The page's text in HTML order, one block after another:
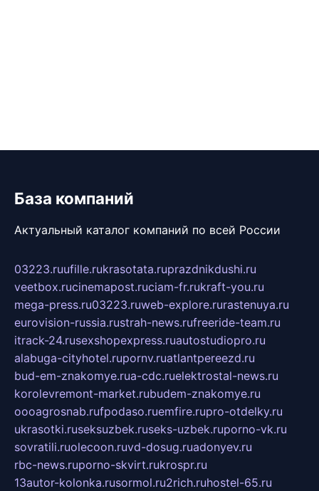
База компаний
Актуальный каталог компаний по всей России
03223.ruufille.rukrasotata.ruprazdnikdushi.ru
veetbox.rucinemapost.ruciam-fr.rukraft-you.ru
mega-press.ru03223.ruweb-explore.rurastenuya.ru
eurovision-russia.rustrah-news.rufreeride-team.ru
itrack-24.rusexshopexpress.ruautostudiopro.ru
alabuga-cityhotel.rupornv.ruatlantpereezd.ru
bud-em-znakomye.rua-cdc.ruelektrostal-news.ru
korolevremont-market.rubudem-znakomye.ru
oooagrosnab.rufpodaso.ruemfire.rupro-otdelky.ru
ukrasotki.ruseksuzbek.ruseks-uzbek.ruporno-vk.ru
sovratili.ruolecoon.ruvd-dosug.ruadonyev.ru
rbc-news.ruporno-skvirt.rukrospr.ru
13autor-kolonka.rusormol.ru2rich.ruhostel-65.ru